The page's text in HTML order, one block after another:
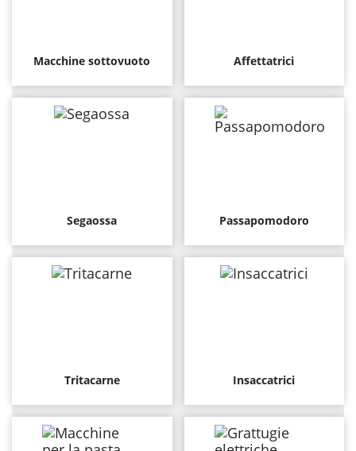
Macchine sottovuoto Affettatrici
Segaossa Passapomodoro
Tritacarne Insaccatrici